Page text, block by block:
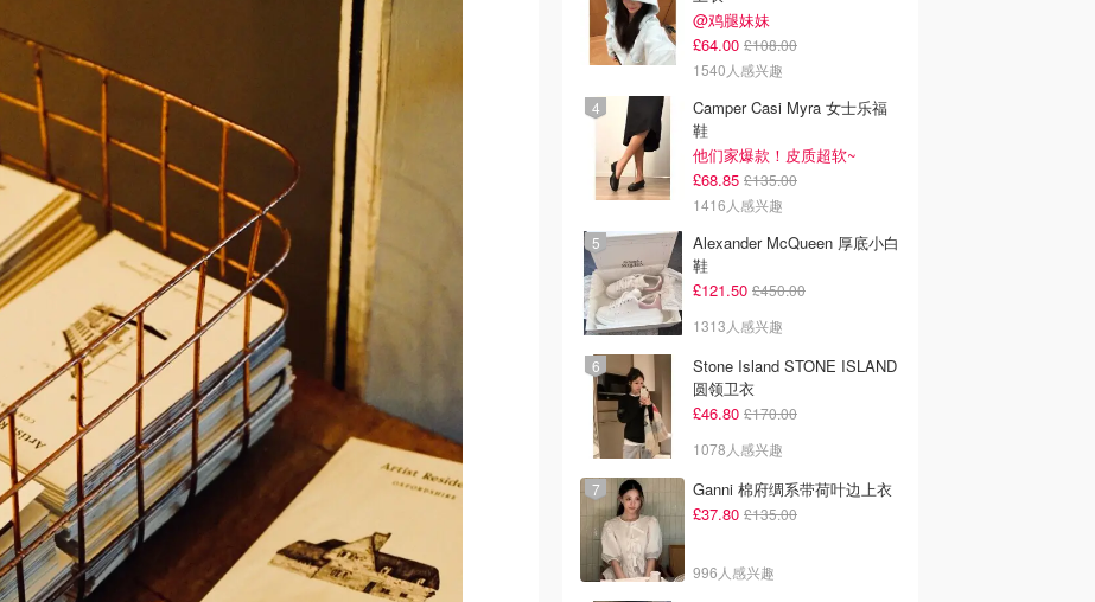
@鸡腿妹妹
£64.00 £108.00
1540人感兴趣
Camper Casi Myra 女士乐福
鞋
他们家爆款！皮质超软~
£68.85 £135.00
1416人感兴趣
Alexander McQueen 厚底小白
鞋
£121.50 £450.00
1313人感兴趣
Stone Island STONE ISLAND
圆领卫衣
£46.80 £170.00
1078人感兴趣
Ganni 棉府绸系带荷叶边上衣
£37.80 £135.00
996人感兴趣